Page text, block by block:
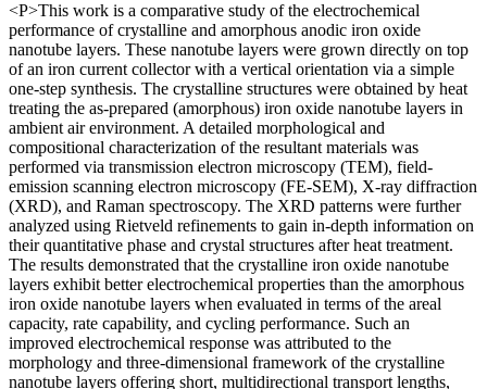
<P>This work is a comparative study of the electrochemical
performance of crystalline and amorphous anodic iron oxide
nanotube layers. These nanotube layers were grown directly on top
of an iron current collector with a vertical orientation via a simple
one-step synthesis. The crystalline structures were obtained by heat
treating the as-prepared (amorphous) iron oxide nanotube layers in
ambient air environment. A detailed morphological and
compositional characterization of the resultant materials was
performed via transmission electron microscopy (TEM), field-
emission scanning electron microscopy (FE-SEM), X-ray diffraction
(XRD), and Raman spectroscopy. The XRD patterns were further
analyzed using Rietveld refinements to gain in-depth information on
their quantitative phase and crystal structures after heat treatment.
The results demonstrated that the crystalline iron oxide nanotube
layers exhibit better electrochemical properties than the amorphous
iron oxide nanotube layers when evaluated in terms of the areal
capacity, rate capability, and cycling performance. Such an
improved electrochemical response was attributed to the
morphology and three-dimensional framework of the crystalline
nanotube layers offering short, multidirectional transport lengths,